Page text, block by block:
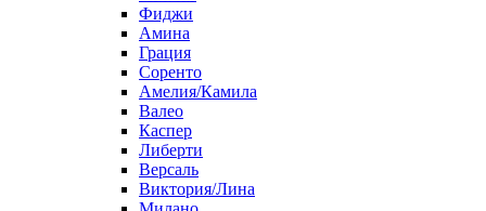
Фиджи
Амина
Грация
Соренто
Амелия/Камила
Валео
Каспер
Либерти
Версаль
Виктория/Лина